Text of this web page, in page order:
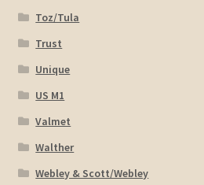
Toz/Tula
Trust
Unique
US M1
Valmet
Walther
Webley & Scott/Webley